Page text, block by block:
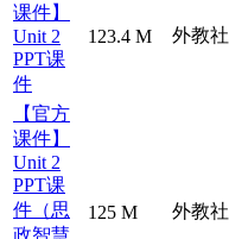
课件】
Unit 2
PPT课
件
123.4 M 外教社
【官方
课件】
Unit 2
PPT课
件（思
125 M 外教社